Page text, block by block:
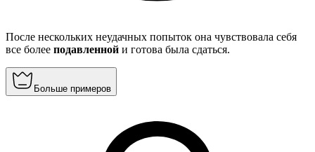
После нескольких неудачных попыток она чувствовала себя
все более подавленной и готова была сдаться.
Больше примеров